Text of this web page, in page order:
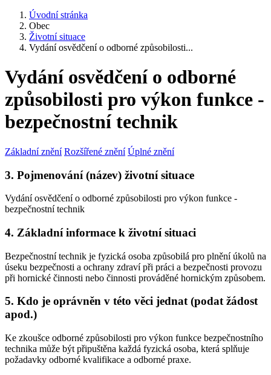
Úvodní stránka
Obec
Životní situace
Vydání osvědčení o odborné způsobilosti...
Vydání osvědčení o odborné
způsobilosti pro výkon funkce -
bezpečnostní technik
Základní znění Rozšířené znění Úplné znění
3. Pojmenování (název) životní situace
Vydání osvědčení o odborné způsobilosti pro výkon funkce -
bezpečnostní technik
4. Základní informace k životní situaci
Bezpečnostní technik je fyzická osoba způsobilá pro plnění úkolů na
úseku bezpečnosti a ochrany zdraví při práci a bezpečnosti provozu
při hornické činnosti nebo činnosti prováděné hornickým způsobem.
5. Kdo je oprávněn v této věci jednat (podat žádost
apod.)
Ke zkoušce odborné způsobilosti pro výkon funkce bezpečnostního
technika může být připuštěna každá fyzická osoba, která splňuje
požadavky odborné kvalifikace a odborné praxe.